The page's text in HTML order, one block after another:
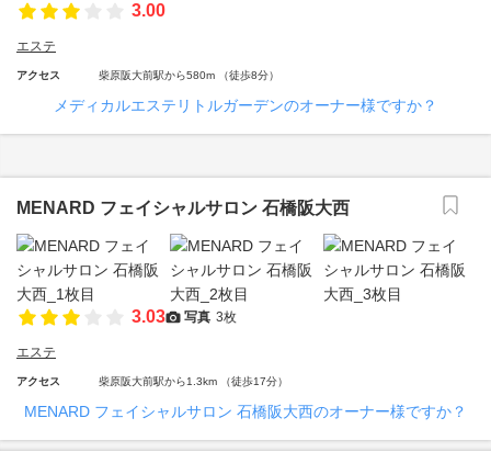
3.00
エステ
アクセス 柴原阪大前駅から580m （徒歩8分）
メディカルエステリトルガーデンのオーナー様ですか？
MENARD フェイシャルサロン 石橋阪大西
3.03 写真 3枚
エステ
アクセス 柴原阪大前駅から1.3km （徒歩17分）
MENARD フェイシャルサロン 石橋阪大西のオーナー様ですか？